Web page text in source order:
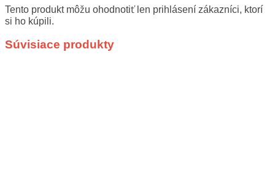
Tento produkt môžu ohodnotiť len prihlásení zákazníci, ktorí
si ho kúpili.
Súvisiace produkty